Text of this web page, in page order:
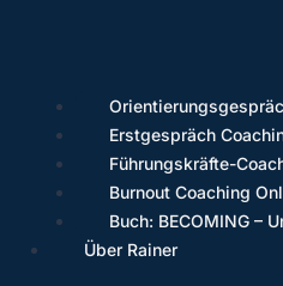
Erstgespräch
Führungskräfte-
Burnout Coaching
Buch: BECOMING –
Über Rainer